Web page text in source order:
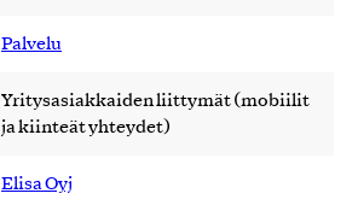
Palvelu
Yritysasiakkaiden liittymät (mobiilit
ja kiinteät yhteydet)
Elisa Oyj